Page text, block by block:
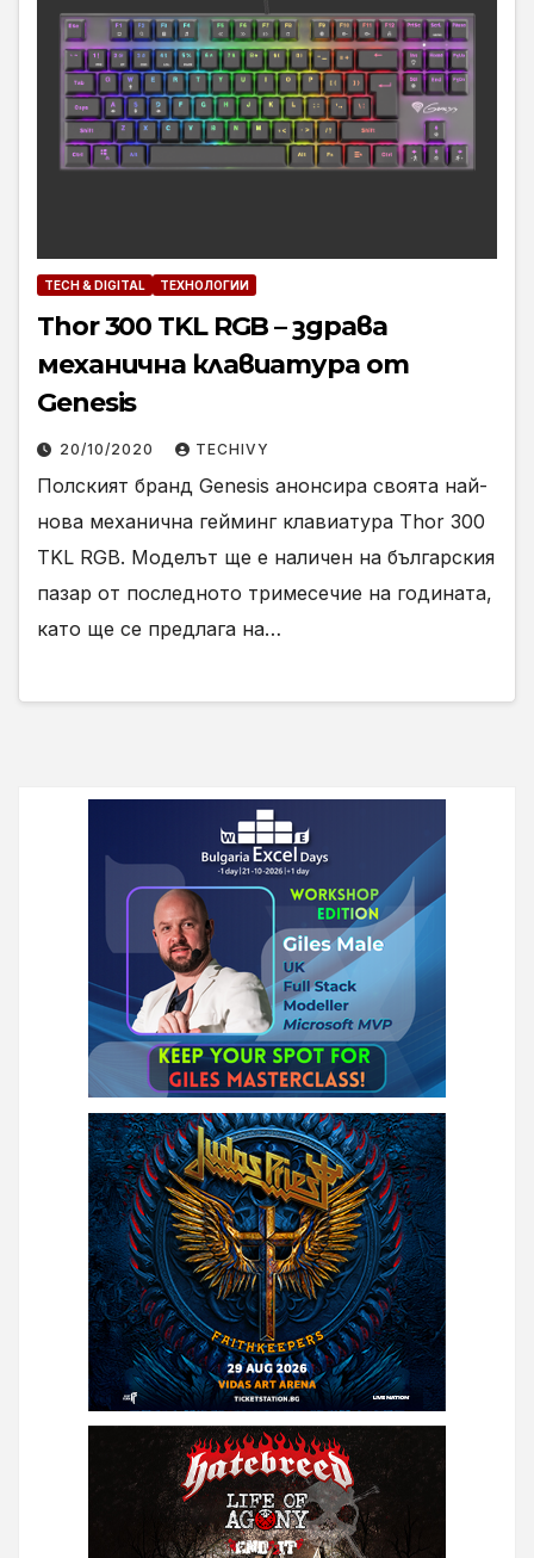
TECH & DIGITAL ТЕХНОЛОГИИ
Thor 300 TKL RGB – здрава
механична клавиатура от
Genesis
20/10/2020 TECHIVY
Полският бранд Genesis анонсира своята най-
нова механична гейминг клавиатура Thor 300
TKL RGB. Моделът ще е наличен на българския
пазар от последното тримесечие на годината,
като ще се предлага на…